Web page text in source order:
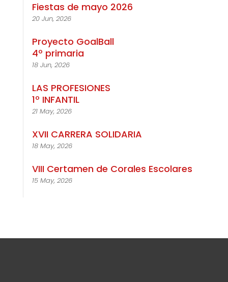
Fiestas de mayo 2026
20 Jun, 2026
Proyecto GoalBall
4º primaria
18 Jun, 2026
LAS PROFESIONES
1º INFANTIL
21 May, 2026
XVII CARRERA SOLIDARIA
18 May, 2026
VIII Certamen de Corales Escolares
15 May, 2026